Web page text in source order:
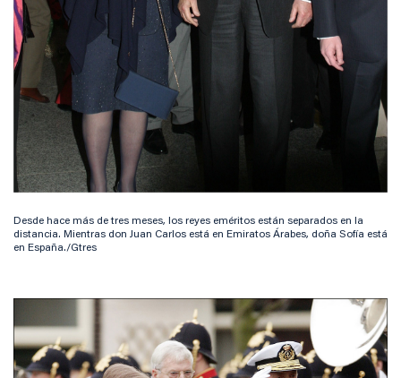
Desde hace más de tres meses, los reyes eméritos están separados en la
distancia. Mientras don Juan Carlos está en Emiratos Árabes, doña Sofía está
en España./Gtres